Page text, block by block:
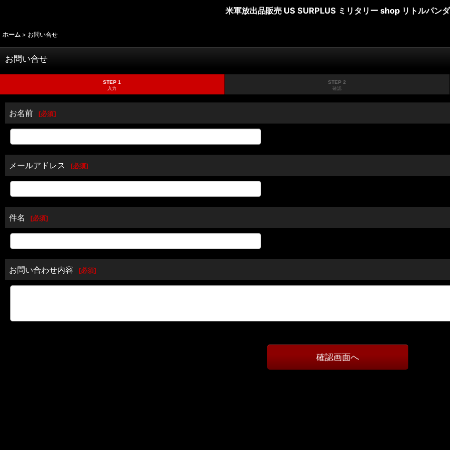
米軍放出品販売 US SURPLUS ミリタリー shop リトルパンダ
ホーム > お問い合せ
お問い合せ
STEP 1
入力
STEP 2
確認
お名前 [必須]
メールアドレス [必須]
件名 [必須]
お問い合わせ内容 [必須]
確認画面へ